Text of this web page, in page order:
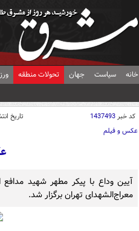
خانه سیاست جهان تحولات منطقه
کد خبر1437493 تاریخ
عکس و فیلم
معراج‌الشهدای تهران برگزار شد.